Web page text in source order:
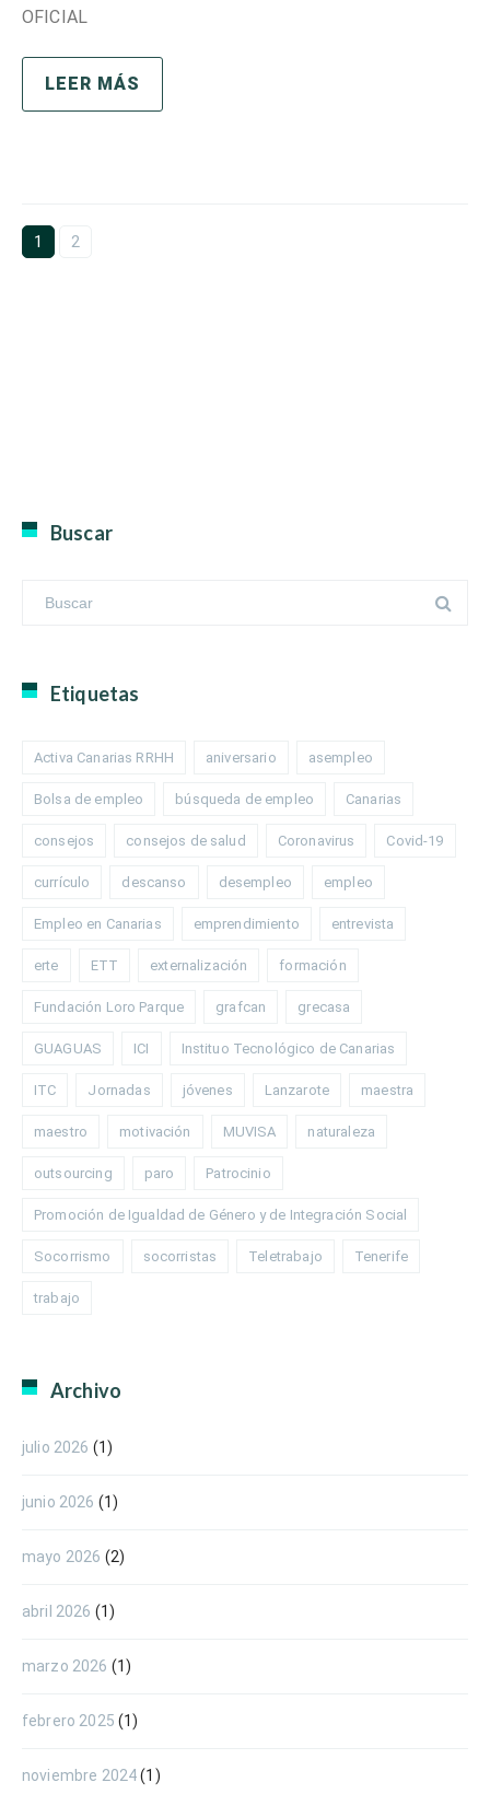
OFICIAL
LEER MÁS
1 2
Buscar
Etiquetas
Activa Canarias RRHH aniversario asempleo
Bolsa de empleo búsqueda de empleo Canarias
consejos consejos de salud Coronavirus Covid-19
currículo descanso desempleo empleo
Empleo en Canarias emprendimiento entrevista
erte ETT externalización formación
Fundación Loro Parque grafcan grecasa
GUAGUAS ICI Instituo Tecnológico de Canarias
ITC Jornadas jóvenes Lanzarote maestra
maestro motivación MUVISA naturaleza
outsourcing paro Patrocinio
Promoción de Igualdad de Género y de Integración Social
Socorrismo socorristas Teletrabajo Tenerife
trabajo
Archivo
julio 2026 (1)
junio 2026 (1)
mayo 2026 (2)
abril 2026 (1)
marzo 2026 (1)
febrero 2025 (1)
noviembre 2024(1)